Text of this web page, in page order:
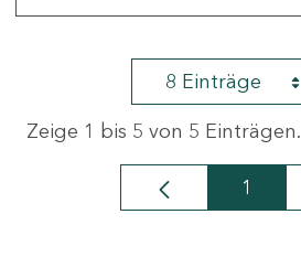
8 Einträge
Zeige 1 bis 5 von 5 Einträgen.
Seite
1